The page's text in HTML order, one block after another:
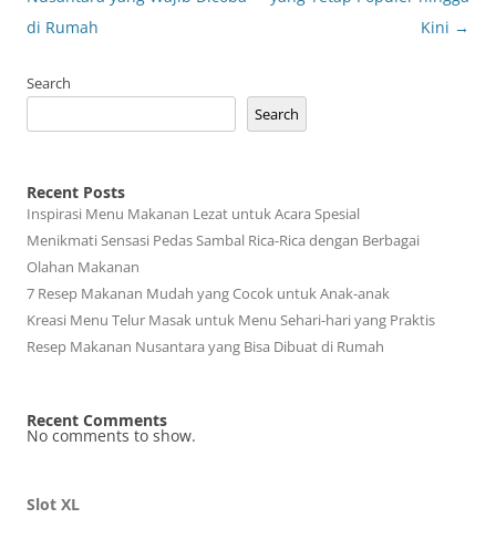
di Rumah
Kini →
Search
Search
Recent Posts
Inspirasi Menu Makanan Lezat untuk Acara Spesial
Menikmati Sensasi Pedas Sambal Rica-Rica dengan Berbagai
Olahan Makanan
7 Resep Makanan Mudah yang Cocok untuk Anak-anak
Kreasi Menu Telur Masak untuk Menu Sehari-hari yang Praktis
Resep Makanan Nusantara yang Bisa Dibuat di Rumah
Recent Comments
No comments to show.
Slot XL